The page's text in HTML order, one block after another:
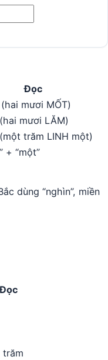
Đọc
(hai mươi MỐT)
mươi LĂM)
trăm LINH một)
+ “một”
dùng “nghìn”, miền
Đọc
trăm